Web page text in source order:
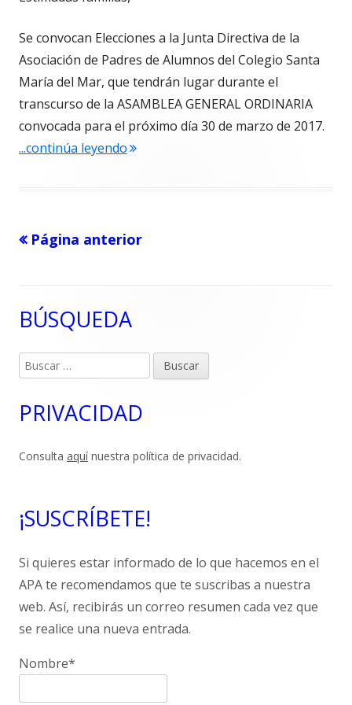
Se convocan Elecciones a la Junta Directiva de la
Asociación de Padres de Alumnos del Colegio Santa
María del Mar, que tendrán lugar durante el
transcurso de la ASAMBLEA GENERAL ORDINARIA
convocada para el próximo día 30 de marzo de 2017.
...continúa leyendo"CONVOCATORIA DE ELECCIONES A
Paginación
entradas
Página anterior
Barra
lateral
BÚSQUEDA
Buscar:
PRIVACIDAD
Consulta aquínuestra política de privacidad.
¡SUSCRÍBETE!
Si quieres estar informado de lo que hacemos en el
APA te recomendamos que te suscribas a nuestra
web. Así, recibirás un correo resumen cada vez que
se realice una nueva entrada.
Nombre*